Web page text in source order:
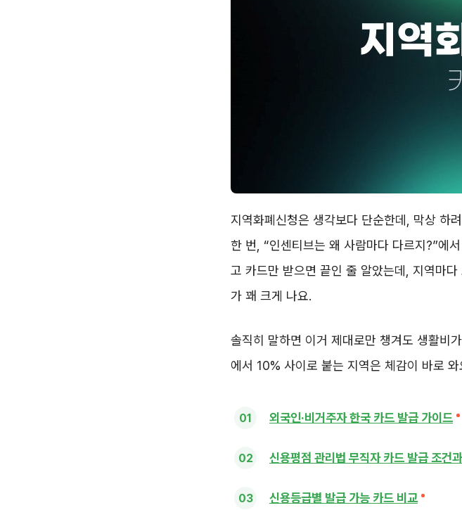
지역화폐신청은 생각보다 단순한데, 막상 하
한 번, “인센티브는 왜 사람마다 다르지?”에
고 카드만 받으면 끝인 줄 알았는데, 지역마
가 꽤 크게 나요.
솔직히 말하면 이거 제대로만 챙겨도 생활비
에서 10% 사이로 붙는 지역은 체감이 바로 와
외국인·비거주자 한국 카드 발급 가이드
신용평점 관리법 무직자 카드 발급 조건
신용등급별 발급 가능 카드 비교